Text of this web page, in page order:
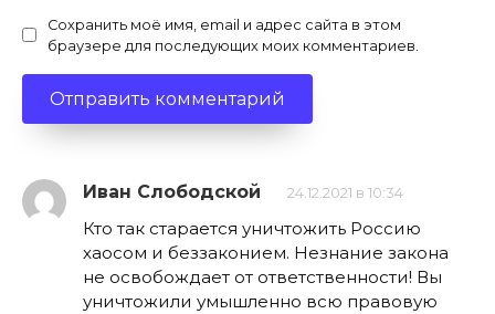
Сохранить моё имя, email и адрес сайта в этом
браузере для последующих моих комментариев.
Иван Слободской 24.12.2021 в 10:34
Кто так старается уничтожить Россию
хаосом и беззаконием. Незнание закона
не освобождает от ответственности! Вы
уничтожили умышленно всю правовую